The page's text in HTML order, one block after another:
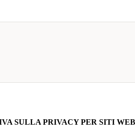
SULLA PRIVACY PER SITI